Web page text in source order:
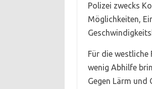
Polizei zwecks
Möglichkeiten,
Für die
wenig Abhilfe
Gegen Lärm und